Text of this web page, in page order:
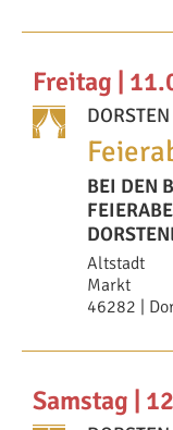
Freitag |
DORSTEN
BEI DEN
Altstadt
Markt
46282 |
Samstag |